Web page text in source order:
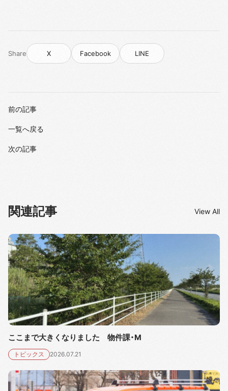
Share X Facebook LINE
前の記事
一覧へ戻る
次の記事
関連記事 View All
ここまで大きくなりました 物件課・M
トピックス 2026.07.21